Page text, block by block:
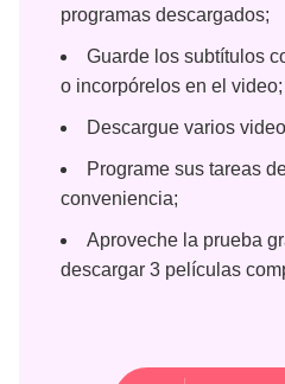
programas descargados;
Guarde los subtítulos
o incorpórelos en el video;
Descargue varios
Programe sus tareas
conveniencia;
Aproveche la prueba
descargar 3 películas